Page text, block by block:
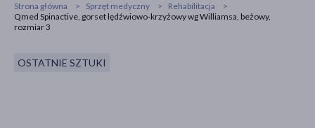
Hit
makijażu
Strona główna Sprzęt medyczny
Rehabilitacja
Qmed Spinactive, gorset lędźwiowo-krzyżowy wg Williamsa, beżowy,
rozmiar 3
OSTATNIE SZTUKI